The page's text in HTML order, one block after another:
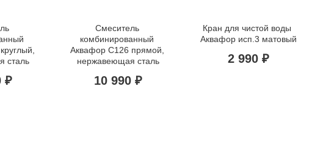
сталь
₽
Смеситель
комбинированный
Аквафор C126 прямой,
нержавеющая сталь
10 990 ₽
Кран для чистой воды
Аквафор исп.3 матовый
2 990 ₽